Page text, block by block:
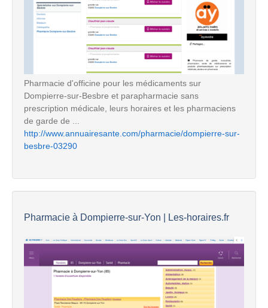
Pharmacie d'officine pour les médicaments sur
Dompierre-sur-Besbre et parapharmacie sans
prescription médicale, leurs horaires et les pharmaciens
de garde de ...
http://www.annuairesante.com/pharmacie/dompierre-sur-
besbre-03290
Pharmacie à Dompierre-sur-Yon | Les-horaires.fr